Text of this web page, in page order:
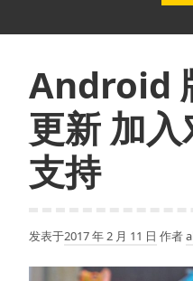
Android
更新 加
支持
发表于2017 年 2 月 11 日 作者